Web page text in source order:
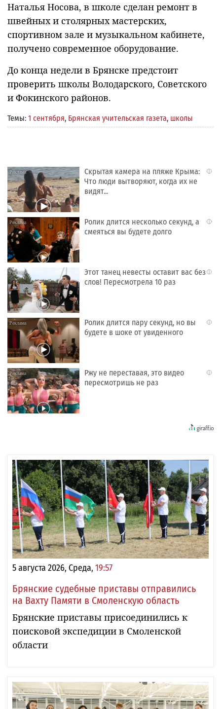
Наталья Носова, в школе сделан ремонт в
швейных и столярных мастерских,
спортивном зале и музыкальном кабинете,
получено современное оборудование.
До конца недели в Брянске предстоит
проверить школы Володарского, Советского
и Фокинского районов.
Темы: 1 сентября, Брянская учительская газета, школы
i
Скрытая камера на пляже Крыма:
Что люди вытворяют, когда их не
видят...
i
Ролик длится несколько секунд, а
смеяться вы будете долго
i
Этот танец невесты оставит вас без
слов! Пересмотрела 10 раз
i
Ролик длится пару секунд, но вы
будете в шоке от увиденного
i
Ржу не переставая, это видео
пересмотришь не раз
5 августа 2026, Среда, 19:57
Брянские судебные приставы отправились
на Вахту Памяти в Смоленскую область
Брянские приставы присоединились к
поисковой экспедиции в Смоленской
области